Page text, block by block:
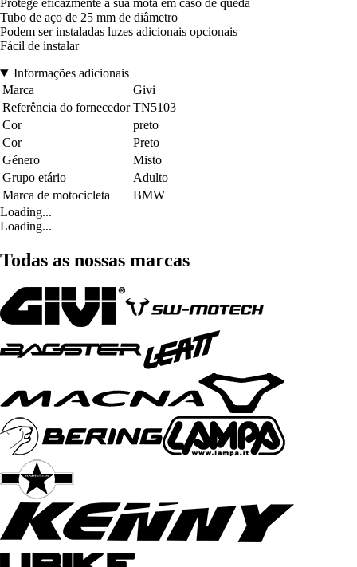
Protege eficazmente a sua mota em caso de queda
Tubo de aço de 25 mm de diâmetro
Podem ser instaladas luzes adicionais opcionais
Fácil de instalar
Informações adicionais
Marca
Givi
Referência do fornecedor TN5103
Cor
preto
Cor
Preto
Género
Misto
Grupo etário
Adulto
Marca de motocicleta
BMW
Loading...
Loading...
Todas as nossas marcas